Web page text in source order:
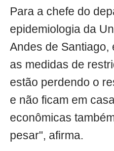
Para a chefe do
epidemiologia da
Andes de Santiago,
as medidas de
estão perdendo o
e não ficam em
econômicas
pesar", afirma.